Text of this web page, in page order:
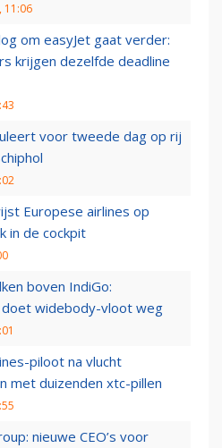
11:06
om easyJet gaat verder:
krijgen dezelfde deadline
voor tweede dag op rij
Europese airlines op
in de cockpit
boven IndiGo:
widebody-vloot weg
piloot na vlucht
met duizenden xtc-pillen
nieuwe CEO’s voor